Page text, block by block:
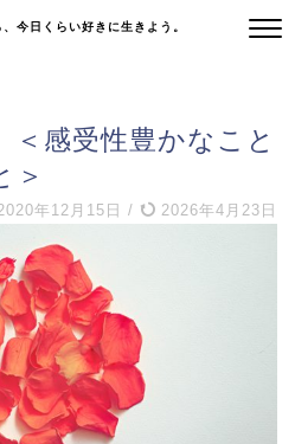
今日くらい好きに生きよう。
感受性豊かなこと
＞
年12月15日 / 2026年4月23日